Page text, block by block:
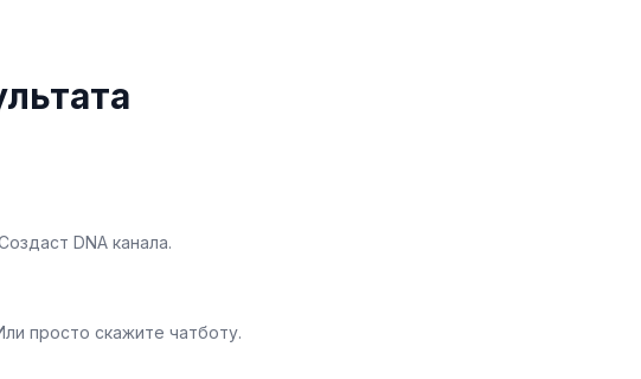
DNA канала.
просто скажите чатботу.